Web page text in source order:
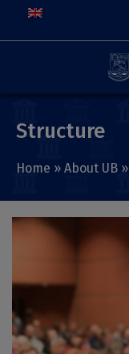
Structure
Home » About UB »